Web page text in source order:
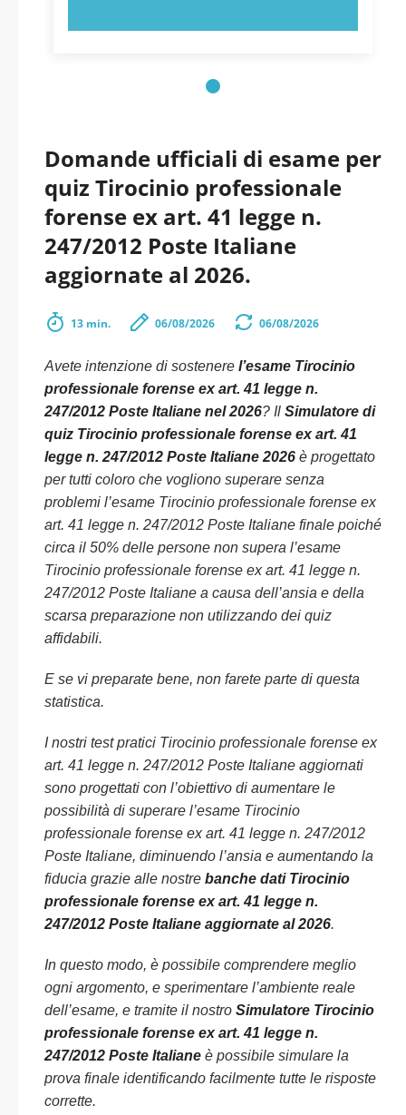
Domande ufficiali di esame per
quiz Tirocinio professionale
forense ex art. 41 legge n.
247/2012 Poste Italiane
aggiornate al 2026.
13 min. 06/08/2026 06/08/2026
Avete intenzione di sostenere l’esame Tirocinio
professionale forense ex art. 41 legge n.
247/2012 Poste Italiane nel 2026? Il Simulatore di
quiz Tirocinio professionale forense ex art. 41
legge n. 247/2012 Poste Italiane 2026 è progettato
per tutti coloro che vogliono superare senza
problemi l’esame Tirocinio professionale forense ex
art. 41 legge n. 247/2012 Poste Italiane finale poiché
circa il 50% delle persone non supera l’esame
Tirocinio professionale forense ex art. 41 legge n.
247/2012 Poste Italiane a causa dell’ansia e della
scarsa preparazione non utilizzando dei quiz
affidabili.
E se vi preparate bene, non farete parte di questa
statistica.
I nostri test pratici Tirocinio professionale forense ex
art. 41 legge n. 247/2012 Poste Italiane aggiornati
sono progettati con l’obiettivo di aumentare le
possibilità di superare l’esame Tirocinio
professionale forense ex art. 41 legge n. 247/2012
Poste Italiane, diminuendo l’ansia e aumentando la
fiducia grazie alle nostre banche dati Tirocinio
professionale forense ex art. 41 legge n.
247/2012 Poste Italiane aggiornate al 2026.
In questo modo, è possibile comprendere meglio
ogni argomento, e sperimentare l’ambiente reale
dell’esame, e tramite il nostro Simulatore Tirocinio
professionale forense ex art. 41 legge n.
247/2012 Poste Italiane è possibile simulare la
prova finale identificando facilmente tutte le risposte
corrette.